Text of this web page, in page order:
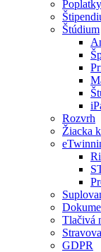
Poplatky
Štúdium
Rozvrh
Žiacka
Tlačivá
GDPR